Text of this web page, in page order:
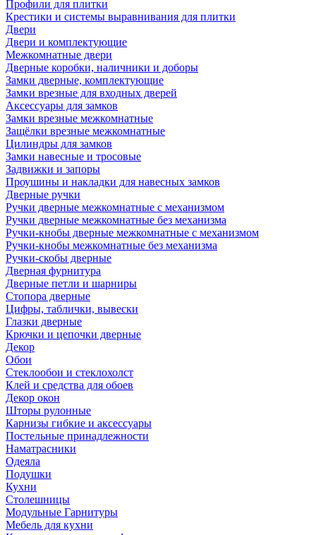
Профили для плитки
Крестики и системы выравнивания для плитки
Двери
Двери и комплектующие
Межкомнатные двери
Дверные коробки, наличники и доборы
Замки дверные, комплектующие
Замки врезные для входных дверей
Аксессуары для замков
Замки врезные межкомнатные
Защёлки врезные межкомнатные
Цилиндры для замков
Замки навесные и тросовые
Задвижки и запоры
Проушины и накладки для навесных замков
Дверные ручки
Ручки дверные межкомнатные с механизмом
Ручки дверные межкомнатные без механизма
Ручки-кнобы дверные межкомнатные с механизмом
Ручки-кнобы межкомнатные без механизма
Ручки-скобы дверные
Дверная фурнитура
Дверные петли и шарниры
Стопора дверные
Цифры, таблички, вывески
Глазки дверные
Крючки и цепочки дверные
Декор
Обои
Стеклообои и стеклохолст
Клей и средства для обоев
Декор окон
Шторы рулонные
Карнизы гибкие и аксессуары
Постельные принадлежности
Наматрасники
Одеяла
Подушки
Кухни
Столешницы
Модульные Гарнитуры
Мебель для кухни